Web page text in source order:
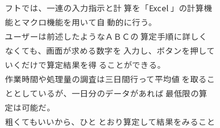
フトでは、一連の入力指示と計 算を「Excel 」の計算機
能とマクロ機能を用いて自 動的に行う。
ユーザーは前述したようなＡＢＣの 算定手順に詳しく
なくても、画面が求める数字を 入力し、ボタンを押して
いくだけで算定結果を得 ることができる。
作業時間や処理量の調査は三日間行って平均値 を取るこ
ととしているが、一日分のデータがあれば 最低限の算
定は可能だ。
粗くてもいいから、ひと とおり算定して結果をみること